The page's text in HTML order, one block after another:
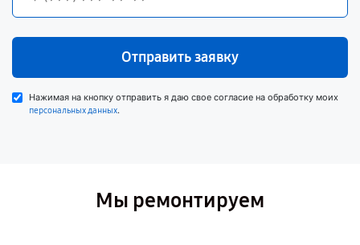
Отправить заявку
Нажимая на кнопку отправить я даю свое согласие на обработку моих
персональных данных.
Мы ремонтируем